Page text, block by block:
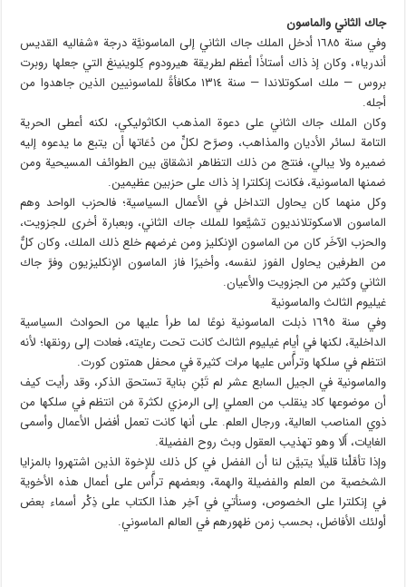
جاك الثاني والماسون
وفي سنة ١٦٨٥ أدخل الملك جاك الثاني إلى الماسونيَّة درجة «شفاليه القديس
أندريا»، وكان إذ ذاك أستاذًا أعظم لطريقة هيرودوم كِلوينينغ التي جعلها روبرت
بروس — ملك اسكوتلاندا — سنة ١٣١٤ مكافأةً للماسونيين الذين جاهدوا من
أجله.
وكان الملك جاك الثاني على دعوة المذهب الكاثوليكي، لكنه أعطى الحرية
التامة لسائر الأديان والمذاهب، وصرَّح لكلٍّ من دُعَاتها أن يتبع ما يدعوه إليه
ضميره ولا يبالي، فنتج من ذلك التظاهر انشقاق بين الطوائف المسيحية ومن
ضمنها الماسونية، فكانت إنكلترا إذ ذاك على حزبين عظيمين.
وكل منهما كان يحاول التداخل في الأعمال السياسية؛ فالحزب الواحد وهم
الماسون الاسكوتلانديون تشيَّعوا للملك جاك الثاني، وبعبارة أخرى للجزويت،
والحزب الآخَر كان من الماسون الإنكليز ومن غرضهم خلع ذلك الملك، وكان كلٌّ
من الطرفين يحاول الفوز لنفسه، وأخيرًا فاز الماسون الإنكليزيون وفرَّ جاك
الثاني وكثير من الجزويت والأعيان.
غيليوم الثالث والماسونية
وفي سنة ١٦٩٥ ذبلت الماسونية نوعًا لما طرأ عليها من الحوادث السياسية
الداخلية، لكنها في أيام غيليوم الثالث كانت تحت رعايته، فعادت إلى رونقها؛ لأنه
انتظم في سلكها وترأَّس عليها مرات كثيرة في محفل همتون كورت.
والماسونية في الجيل السابع عشر لم تَبْنِ بناية تستحق الذكر، وقد رأيت كيف
أن موضوعها كاد ينقلب من العملي إلى الرمزي لكثرة مَن انتظم في سلكها من
ذوي المناصب العالية، ورجال العلم. على أنها كانت تعمل أفضل الأعمال وأسمى
الغايات، أَلَا وهو تهذيب العقول وبث روح الفضيلة.
وإذا تأمَّلْنا قليلًا يتبيَّن لنا أن الفضل في كل ذلك للإخوة الذين اشتهروا بالمزايا
الشخصية من العلم والفضيلة والهمة، وبعضهم ترأَّس على أعمال هذه الأخوية
في إنكلترا على الخصوص، وسنأتي في آخِر هذا الكتاب على ذِكْر أسماء بعض
أولئك الأفاضل، بحسب زمن ظهورهم في العالم الماسوني.